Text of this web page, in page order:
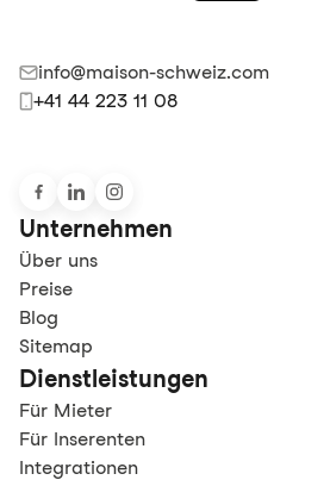
info@maison-schweiz.com
+41 44 223 11 08
Unternehmen
Über uns
Preise
Blog
Sitemap
Dienstleistungen
Für Mieter
Für Inserenten
Integrationen